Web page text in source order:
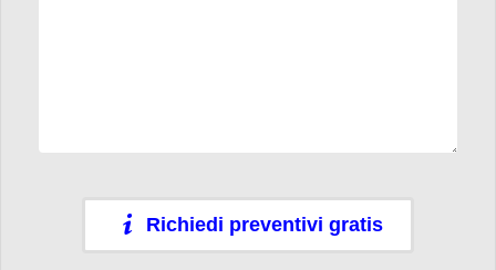
Richiedi preventivi gratis